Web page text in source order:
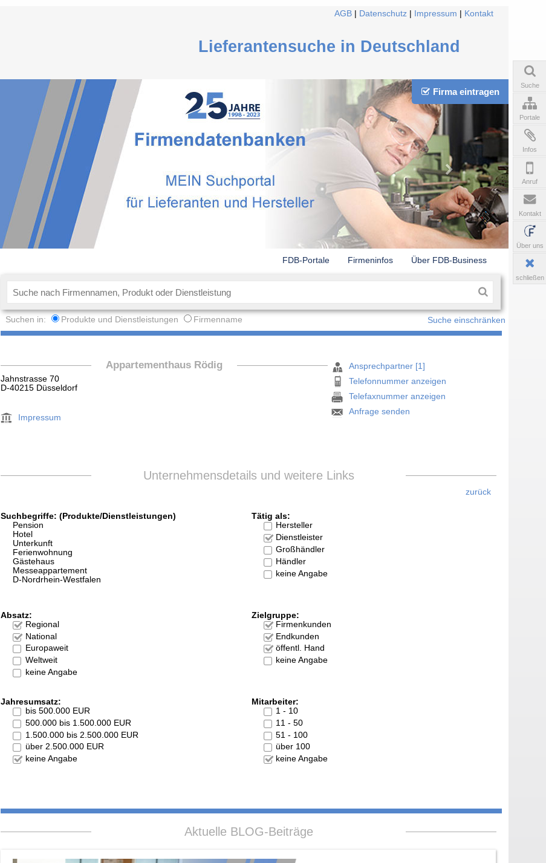
AGB Datenschutz Impressum Kontakt
Lieferantensuche in Deutschland
Firma eintragen
FDB-Portale Firmeninfos Über FDB-Business
Suchen in: Produkte und Dienstleistungen Firmenname Suche einschränken
Appartementhaus Rödig
Jahnstrasse 70
D-40215 Düsseldorf
Impressum
Ansprechpartner [1]
Telefonnummer anzeigen
Telefaxnummer anzeigen
Anfrage senden
Unternehmensdetails und weitere Links
zurück
Suchbegriffe: (Produkte/Dienstleistungen)
Pension
Hotel
Unterkunft
Ferienwohnung
Gästehaus
Messeappartement
D-Nordrhein-Westfalen
Tätig als:
Hersteller
Dienstleister
Großhändler
Händler
keine Angabe
Absatz:
Regional
National
Europaweit
Weltweit
keine Angabe
Zielgruppe:
Firmenkunden
Endkunden
öffentl. Hand
keine Angabe
Jahresumsatz:
bis 500.000 EUR
500.000 bis 1.500.000 EUR
1.500.000 bis 2.500.000 EUR
über 2.500.000 EUR
keine Angabe
Mitarbeiter:
1 - 10
11 - 50
51 - 100
über 100
keine Angabe
Aktuelle BLOG-Beiträge
Suche
Portale
Infos
Anruf
Kontakt
Über uns
schließen